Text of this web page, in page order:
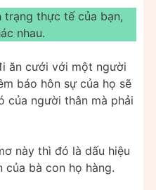
thực tế của bạn,
nhau.
ăn cưới với một người
báo hôn sự của họ sẽ
của người thân mà phải
này thì đó là dấu hiệu
của bà con họ hàng.